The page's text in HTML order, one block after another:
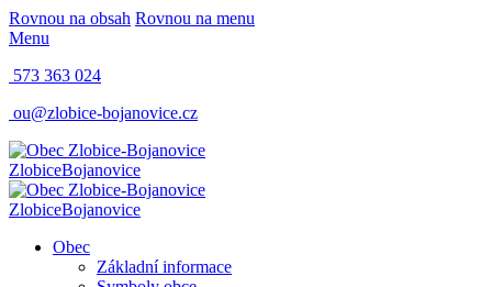
Rovnou na obsah Rovnou na menu
Menu
573 363 024
ou@zlobice-bojanovice.cz
ZlobiceBojanovice
ZlobiceBojanovice
Obec
Základní informace